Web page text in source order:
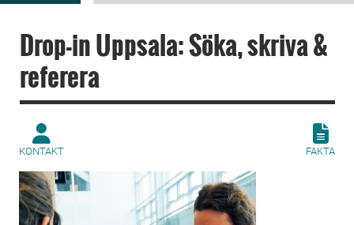
Drop-in Uppsala: Söka, skriva &
referera
KONTAKT FAKTA